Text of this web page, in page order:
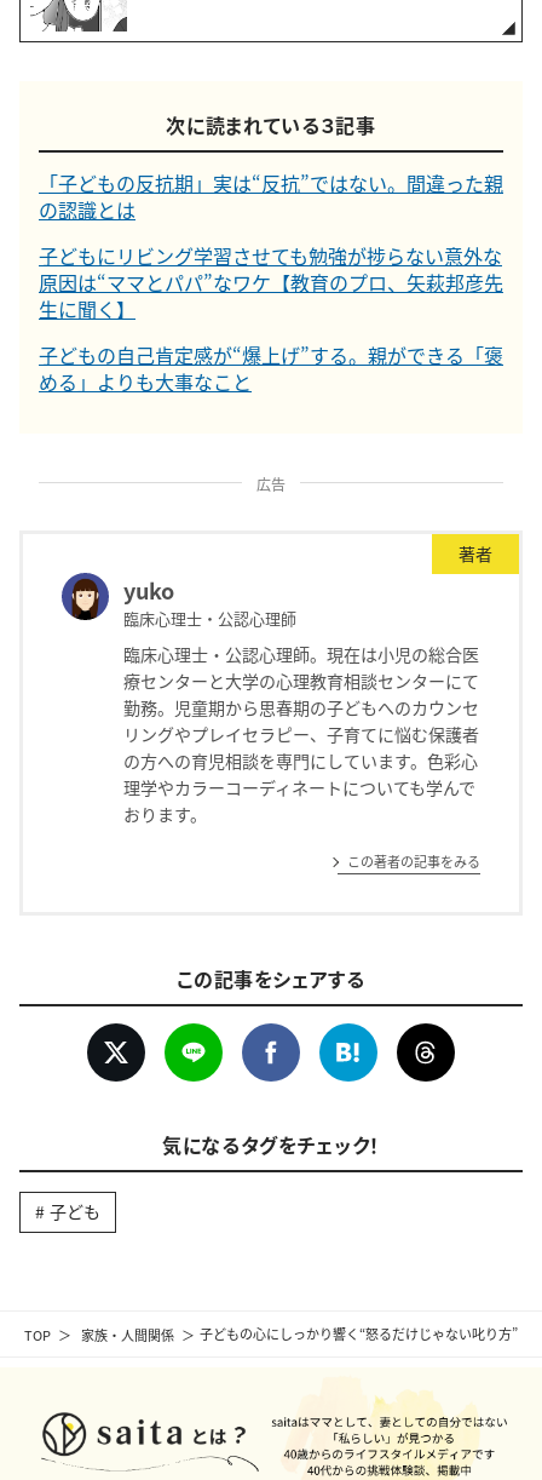
TOP 家族・人間関係 子どもの心にしっかり響く“怒るだけじゃない叱り方”
次に読まれている３記事
「子どもの反抗期」実は“反抗”ではない。間違った親
の認識とは
子どもにリビング学習させても勉強が捗らない意外な
原因は“ママとパパ”なワケ【教育のプロ、矢萩邦彦先
生に聞く】
子どもの自己肯定感が“爆上げ”する。親ができる「褒
める」よりも大事なこと
広告
著者
yuko
臨床心理士・公認心理師
臨床心理士・公認心理師。現在は小児の総合医
療センターと大学の心理教育相談センターにて
勤務。児童期から思春期の子どもへのカウンセ
リングやプレイセラピー、子育てに悩む保護者
の方への育児相談を専門にしています。色彩心
理学やカラーコーディネートについても学んで
おります。
この著者の記事をみる
この記事をシェアする
気になるタグをチェック！
子ども